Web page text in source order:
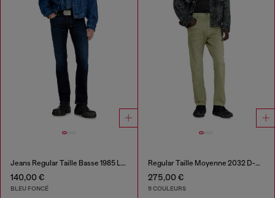
Jeans Regular Taille Basse 1985 Larkee
140,00 €
BLEU FONCÉ
Regular Taille Moyenne 2032 D-Krooley-BW Joggjeans®
275,00 €
9 COULEURS